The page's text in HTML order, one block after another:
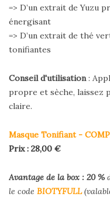
=> D’un extrait de Yuzu
énergisant
=> D’un extrait de thé
tonifiantes
Conseil d'utilisation:
propre et sèche, laissez
claire.
Masque Tonifiant -
Prix : 28,00 €
Avantage de la box : 20%
le code BIOTYFULL